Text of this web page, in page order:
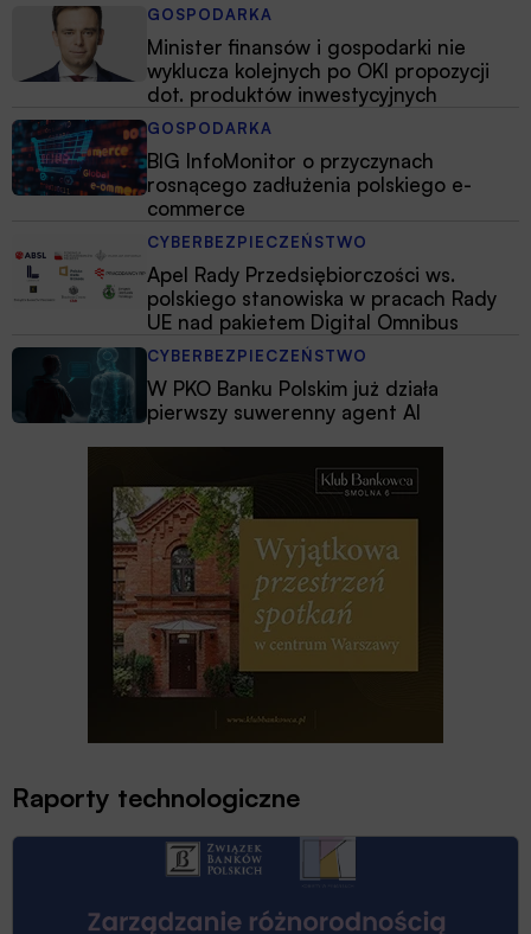
GOSPODARKA
Minister finansów i gospodarki nie
wyklucza kolejnych po OKI propozycji
dot. produktów inwestycyjnych
GOSPODARKA
BIG InfoMonitor o przyczynach
rosnącego zadłużenia polskiego e-
commerce
CYBERBEZPIECZEŃSTWO
Apel Rady Przedsiębiorczości ws.
polskiego stanowiska w pracach Rady
UE nad pakietem Digital Omnibus
CYBERBEZPIECZEŃSTWO
W PKO Banku Polskim już działa
pierwszy suwerenny agent AI
Raporty technologiczne